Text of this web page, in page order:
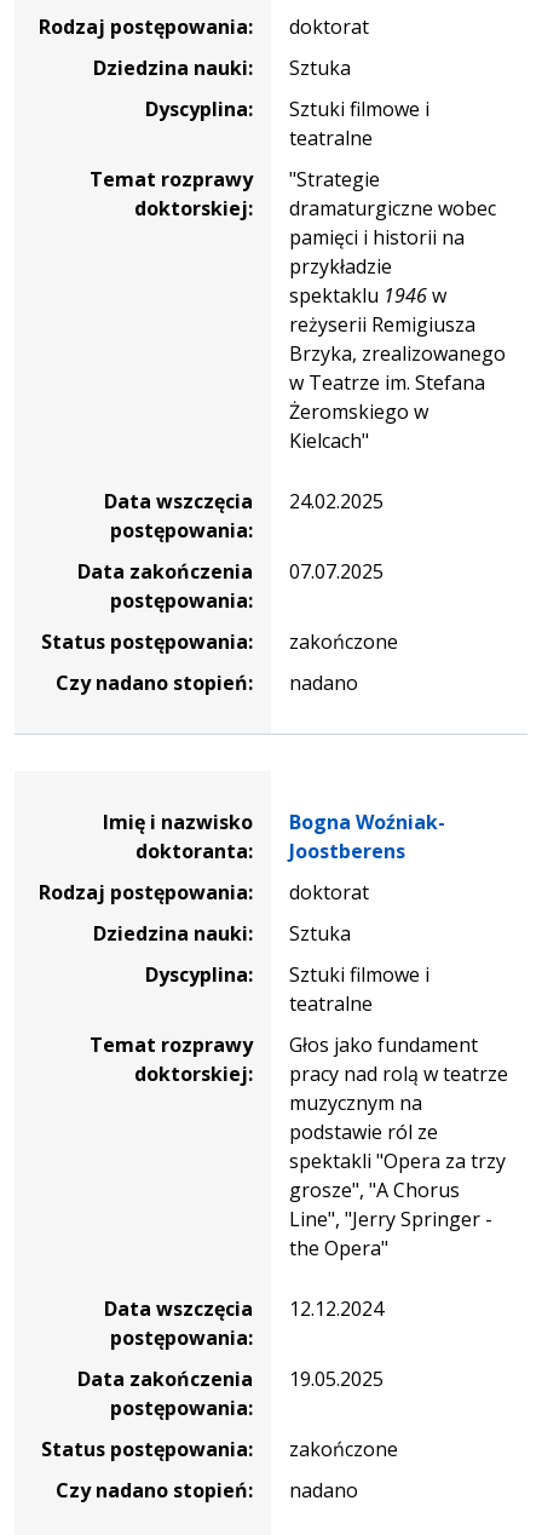
Rodzaj postępowania:
doktorat
Dziedzina nauki:
Sztuka
Dyscyplina:
Sztuki filmowe i
teatralne
Temat rozprawy
doktorskiej:
"Strategie
dramaturgiczne wobec
pamięci i historii na
przykładzie
spektaklu 1946w
reżyserii Remigiusza
Brzyka, zrealizowanego
w Teatrze im. Stefana
Żeromskiego w
Kielcach"
Data wszczęcia
postępowania:
24.02.2025
Data zakończenia
postępowania:
07.07.2025
Status postępowania:
zakończone
Czy nadano stopień:
nadano
Imię i nazwisko
doktoranta:
Bogna Woźniak-
Joostberens
Rodzaj postępowania:
doktorat
Dziedzina nauki:
Sztuka
Dyscyplina:
Sztuki filmowe i
teatralne
Temat rozprawy
doktorskiej:
Głos jako fundament
pracy nad rolą w teatrze
muzycznym na
podstawie ról ze
spektakli "Opera za trzy
grosze", "A Chorus
Line", "Jerry Springer -
the Opera"
Data wszczęcia
postępowania:
12.12.2024
Data zakończenia
postępowania:
19.05.2025
Status postępowania:
zakończone
Czy nadano stopień:
nadano